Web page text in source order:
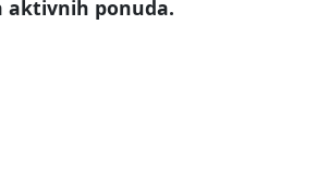
aktivnih ponuda.